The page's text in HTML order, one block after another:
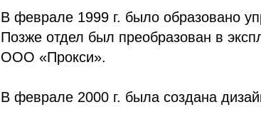
В феврале 1999 г. было образовано
Позже отдел был преобразован в
ООО «Прокси».
В феврале 2000 г. была создана